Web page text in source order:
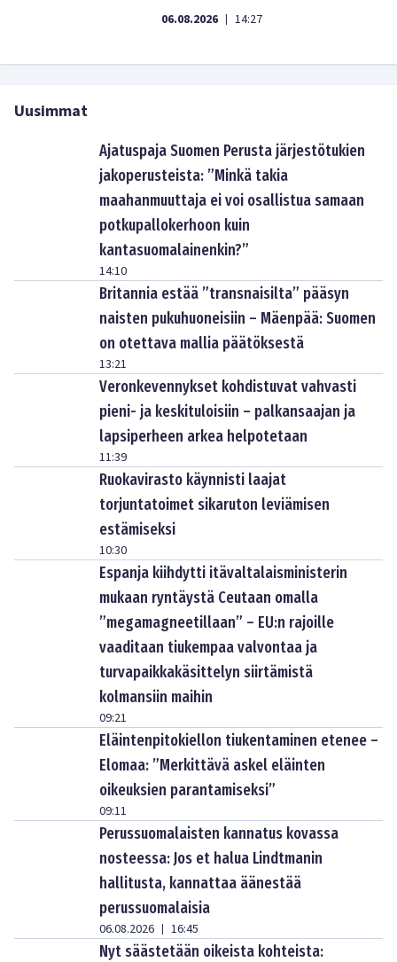
06.08.2026 | 14:27
Uusimmat
Ajatuspaja Suomen Perusta järjestötukien
jakoperusteista: ”Minkä takia
maahanmuuttaja ei voi osallistua samaan
potkupallokerhoon kuin
kantasuomalainenkin?”
14:10
Britannia estää ”transnaisilta” pääsyn
naisten pukuhuoneisiin – Mäenpää: Suomen
on otettava mallia päätöksestä
13:21
Veronkevennykset kohdistuvat vahvasti
pieni- ja keskituloisiin – palkansaajan ja
lapsiperheen arkea helpotetaan
11:39
Ruokavirasto käynnisti laajat
torjuntatoimet sikaruton leviämisen
estämiseksi
10:30
Espanja kiihdytti itävaltalaisministerin
mukaan ryntäystä Ceutaan omalla
”megamagneetillaan” – EU:n rajoille
vaaditaan tiukempaa valvontaa ja
turvapaikkakäsittelyn siirtämistä
kolmansiin maihin
09:21
Eläintenpitokiellon tiukentaminen etenee –
Elomaa: ”Merkittävä askel eläinten
oikeuksien parantamiseksi”
09:11
Perussuomalaisten kannatus kovassa
nosteessa: Jos et halua Lindtmanin
hallitusta, kannattaa äänestää
perussuomalaisia
06.08.2026 | 16:45
Nyt säästetään oikeista kohteista: